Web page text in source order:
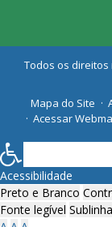
Todos os
Mapa do Site
Acessar
Acessibilidade
Preto e Branco
Fonte legível